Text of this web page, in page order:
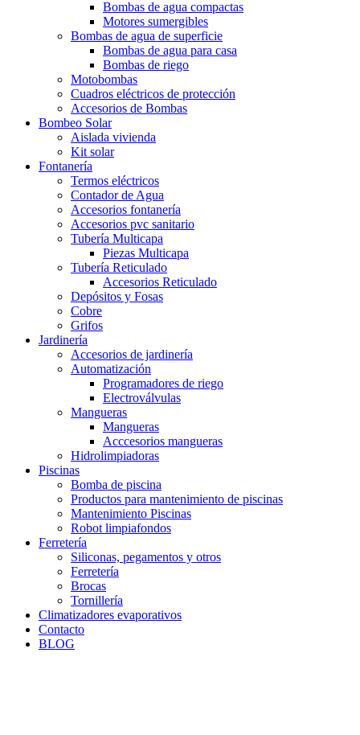
Bombas de agua compactas
Motores sumergibles
Bombas de agua de superficie
Bombas de agua para casa
Bombas de riego
Motobombas
Cuadros eléctricos de protección
Accesorios de Bombas
Bombeo Solar
Aislada vivienda
Kit solar
Fontanería
Termos eléctricos
Contador de Agua
Accesorios fontanería
Accesorios pvc sanitario
Tubería Multicapa
Piezas Multicapa
Tubería Reticulado
Accesorios Reticulado
Depósitos y Fosas
Cobre
Grifos
Jardinería
Accesorios de jardinería
Automatización
Programadores de riego
Electroválvulas
Mangueras
Mangueras
Acccesorios mangueras
Hidrolimpiadoras
Piscinas
Bomba de piscina
Productos para mantenimiento de piscinas
Mantenimiento Piscinas
Robot limpiafondos
Ferretería
Siliconas, pegamentos y otros
Ferretería
Brocas
Tornillería
Climatizadores evaporativos
Contacto
BLOG